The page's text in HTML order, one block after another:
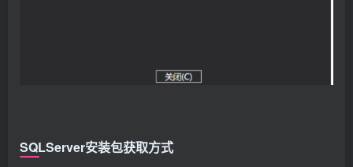
SQLServer安装包获取方式